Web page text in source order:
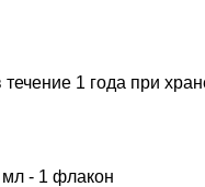
1 года при
- 1 флакон